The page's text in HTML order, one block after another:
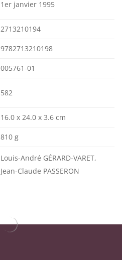
1er janvier 1995
2713210194
9782713210198
005761-01
582
16.0 x 24.0 x 3.6 cm
810 g
Louis-André GÉRARD-VARET,
Jean-Claude PASSERON